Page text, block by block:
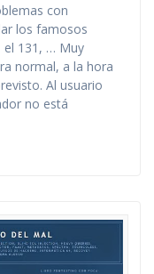
con
los famosos
el 131, … Muy
normal, a la hora
Al usuario
no está